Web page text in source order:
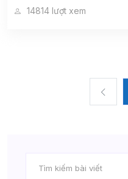
14814 lượt xem